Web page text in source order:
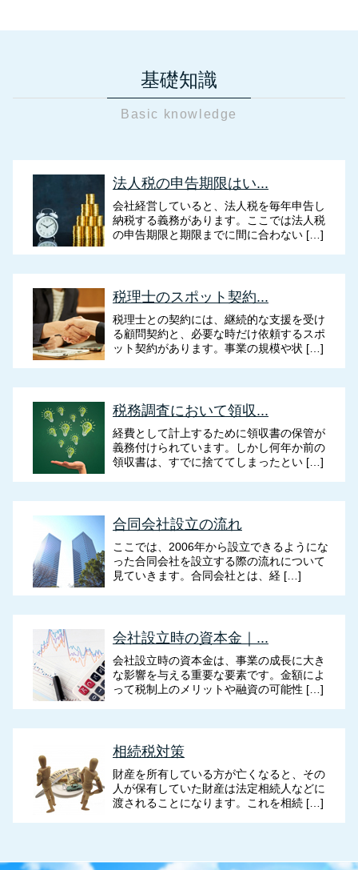
基礎知識
Basic knowledge
法人税の申告期限はい...
会社経営していると、法人税を毎年申告し
納税する義務があります。ここでは法人税
の申告期限と期限までに間に合わない […]
税理士のスポット契約...
税理士との契約には、継続的な支援を受け
る顧問契約と、必要な時だけ依頼するスポ
ット契約があります。事業の規模や状 […]
税務調査において領収...
経費として計上するために領収書の保管が
義務付けられています。しかし何年か前の
領収書は、すでに捨ててしまったとい […]
合同会社設立の流れ
ここでは、2006年から設立できるようにな
った合同会社を設立する際の流れについて
見ていきます。合同会社とは、経 […]
会社設立時の資本金｜...
会社設立時の資本金は、事業の成長に大き
な影響を与える重要な要素です。金額によ
って税制上のメリットや融資の可能性 […]
相続税対策
財産を所有している方が亡くなると、その
人が保有していた財産は法定相続人などに
渡されることになります。これを相続 […]